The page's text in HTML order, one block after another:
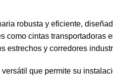
robusta y eficiente,
como cintas transportadoras
estrechos y corredores
que permite su